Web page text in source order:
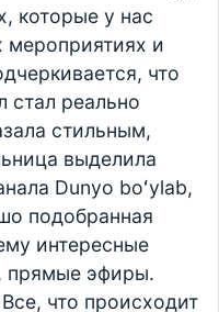
которые у нас
мероприятиях и
что
стал реально
стильным,
выделила
Dunyo boʻylab,
подобранная
интересные
прямые эфиры.
что происходит